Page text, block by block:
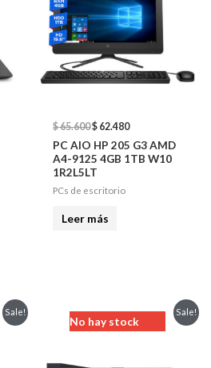
$65.600$ 62.480
PC AIO HP 205 G3 AMD
A4-9125 4GB 1TB W10
1R2L5LT
PCs de escritorio
Leer más
Sale! Sale!
No hay stock
Original
price
was:
Current
price
is: